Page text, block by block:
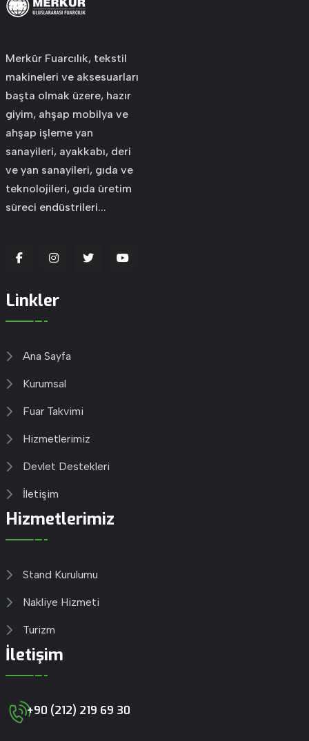
Merkür Fuarcılık, tekstil
makineleri ve aksesuarları
başta olmak üzere, hazır
giyim, ahşap mobilya ve
ahşap işleme yan
sanayileri, ayakkabı, deri
ve yan sanayileri, gıda ve
teknolojileri, gıda üretim
süreci endüstrileri...
Linkler
Ana Sayfa
Kurumsal
Fuar Takvimi
Hizmetlerimiz
Devlet Destekleri
İletişim
Hizmetlerimiz
Stand Kurulumu
Nakliye Hizmeti
Turizm
İletişim
+90 (212) 219 69 30